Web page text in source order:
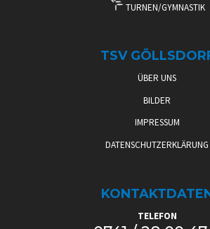
TURNEN/GYMNASTIK
TSV
ÜBER UNS
BILDER
IMPRESSUM
DATENSCHUTZERKLÄRUNG
TELEFON